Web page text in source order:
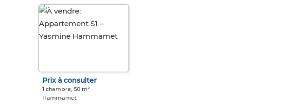
Prix à consulter
1 chambre, 50 m²
Hammamet